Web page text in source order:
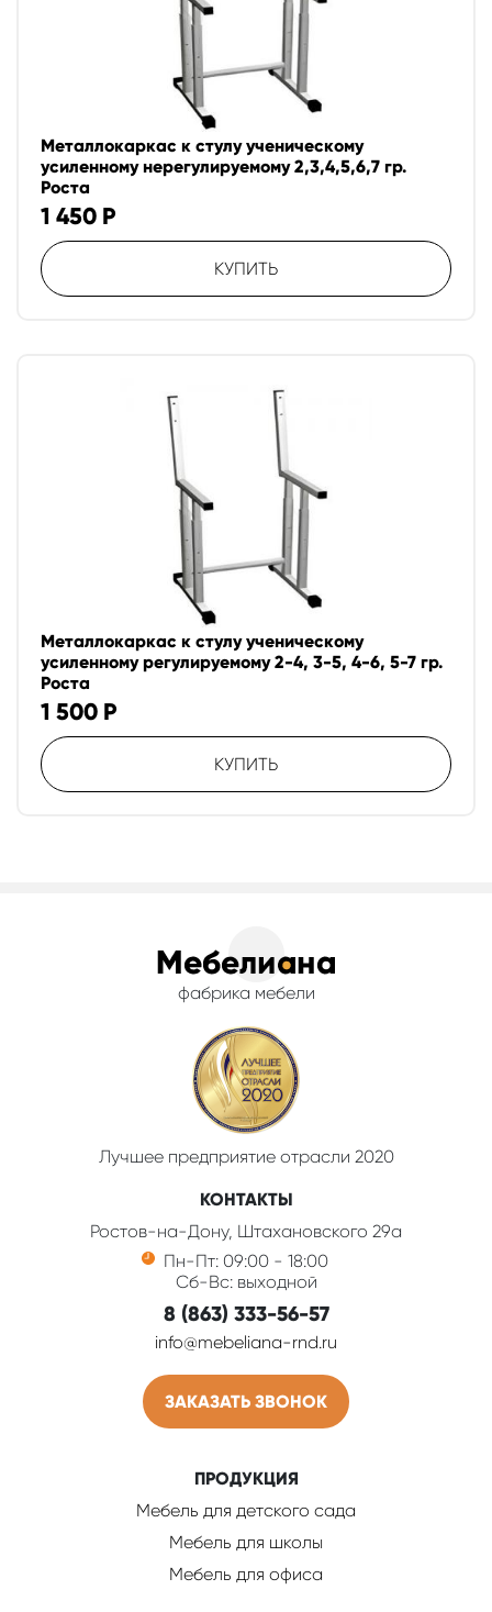
Металлокаркас к стулу ученическому
усиленному нерегулируемому 2,3,4,5,6,7 гр.
Роста
1 450 Р
КУПИТЬ
Металлокаркас к стулу ученическому
усиленному регулируемому 2-4, 3-5, 4-6, 5-7 гр.
Роста
1 500 Р
КУПИТЬ
фабрика мебели
Лучшее предприятие отрасли 2020
КОНТАКТЫ
Ростов-на-Дону, Штахановского 29а
Пн-Пт: 09:00 - 18:00
Сб-Вс: выходной
8 (863) 333-56-57
info@mebeliana-rnd.ru
ЗАКАЗАТЬ ЗВОНОК
ПРОДУКЦИЯ
Мебель для детского сада
Мебель для школы
Мебель для офиса